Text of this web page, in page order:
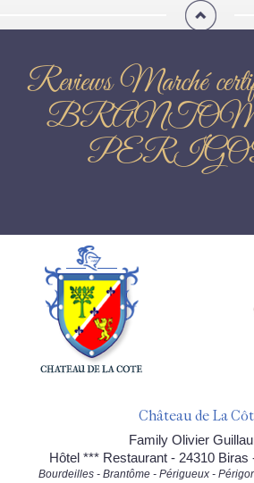
Reviews Marché
Château de La
Family Olivier
Hôtel *** Restaurant - 24310 Biras
Bourdeilles - Brantôme - Périgueux -